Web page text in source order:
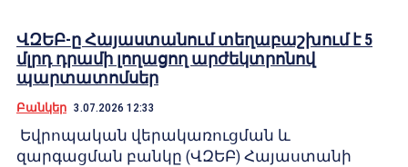
ՎԶԵԲ-ը Հայաստանում տեղաբաշխում է 5
մլրդ դրամի լողացող արժեկտրոնով
պարտատոմսեր
Բանկեր 3.07.2026 12:33
Եվրոպական վերակառուցման և
զարգացման բանկը (ՎԶԵԲ) Հայաստանի